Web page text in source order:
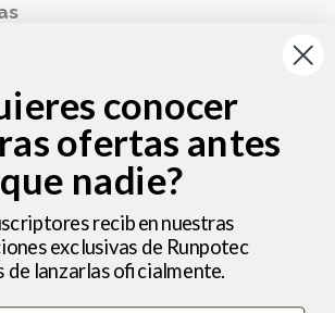
a Microzanjas
conocer
ofertas antes
que nadie?
reciben nuestras
exclusivas de Runpotec
de lanzarlas oficialmente.